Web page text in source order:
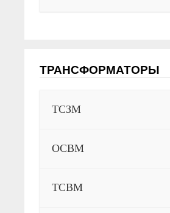
ТРАНСФОРМАТОРЫ
ТСЗМ
ОСВМ
ТСВМ